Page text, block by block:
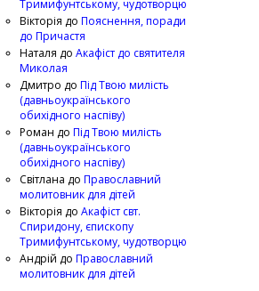
Тримифунтському, чудотворцю
Вікторія до Пояснення, поради
до Причастя
Наталя до Акафіст до святителя
Миколая
Дмитро до Під Твою милість
(давньоукраїнського
обихідного наспіву)
Роман до Під Твою милість
(давньоукраїнського
обихідного наспіву)
Світлана до Православний
молитовник для дітей
Вікторія до Акафіст свт.
Спиридону, єпископу
Тримифунтському, чудотворцю
Андрій до Православний
молитовник для дітей